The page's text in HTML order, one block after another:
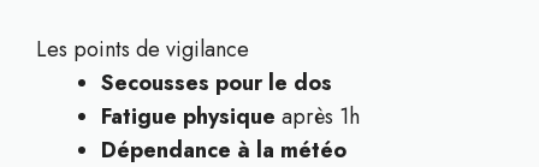
Les points de vigilance
Secousses pour le dos
Fatigue physique après 1h
Dépendance à la météo